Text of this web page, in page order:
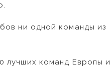
ни одной команды из
лучших команд Европы и